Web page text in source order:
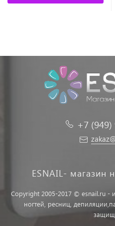
+7
ESNAIL- магазин
Copyright 2005-2017 © esnail.ru -
ногтей, ресниц,